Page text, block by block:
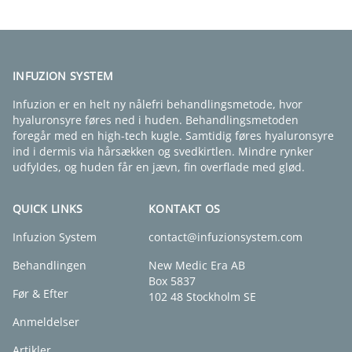
INFUZION SYSTEM
Infuzion er en helt ny nålefri behandlingsmetode, hvor
hyaluronsyre føres ned i huden. Behandlingsmetoden
foregår med en high-tech kugle. Samtidig føres hyaluronsyre
ind i dermis via hårsækken og svedkirtlen. Mindre rynker
udfyldes, og huden får en jævn, fin overflade med glød.
QUICK LINKS
Infuzion System
Behandlingen
Før & Efter
Anmeldelser
KONTAKT OS
contact@infuzionsystem.com
New Medic Era AB
Box 5837
102 48 Stockholm SE